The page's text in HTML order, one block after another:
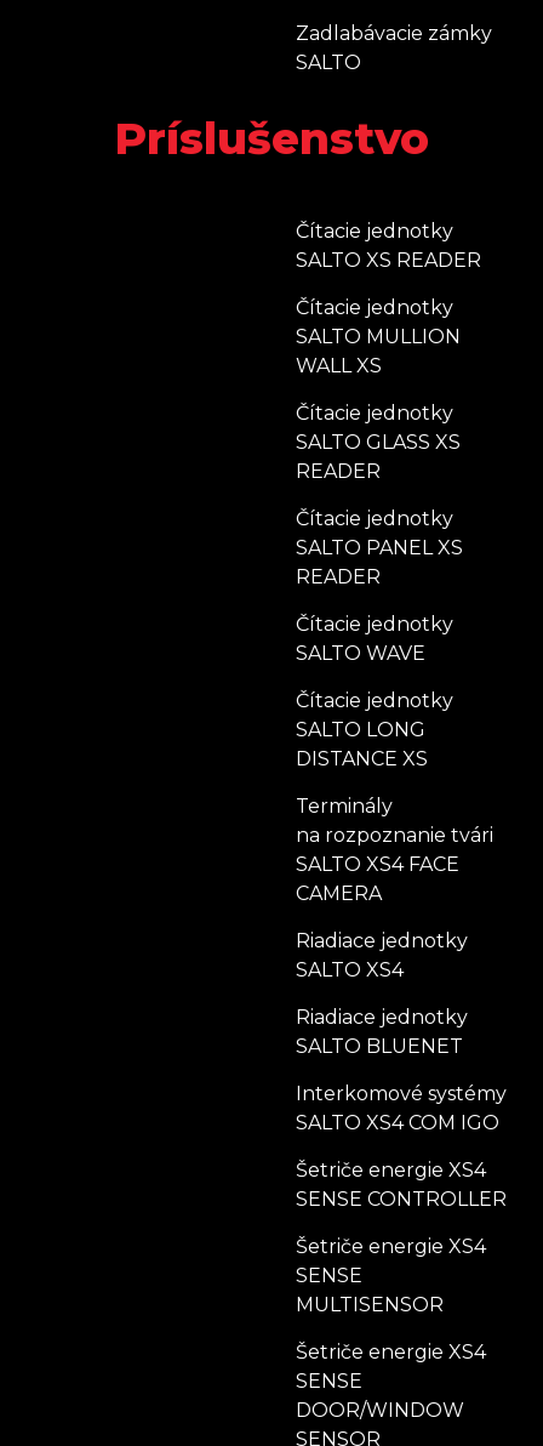
Zadlabávacie zámky
SALTO
Príslušenstvo
Čítacie jednotky
SALTO XS READER
Čítacie jednotky
SALTO MULLION
WALL XS
Čítacie jednotky
SALTO GLASS XS
READER
Čítacie jednotky
SALTO PANEL XS
READER
Čítacie jednotky
SALTO WAVE
Čítacie jednotky
SALTO LONG
DISTANCE XS
Terminály
na rozpoznanie tvári
SALTO XS4 FACE
CAMERA
Riadiace jednotky
SALTO XS4
Riadiace jednotky
SALTO BLUENET
Interkomové systémy
SALTO XS4 COM IGO
Šetriče energie XS4
SENSE CONTROLLER
Šetriče energie XS4
SENSE
MULTISENSOR
Šetriče energie XS4
SENSE
DOOR/WINDOW
SENSOR